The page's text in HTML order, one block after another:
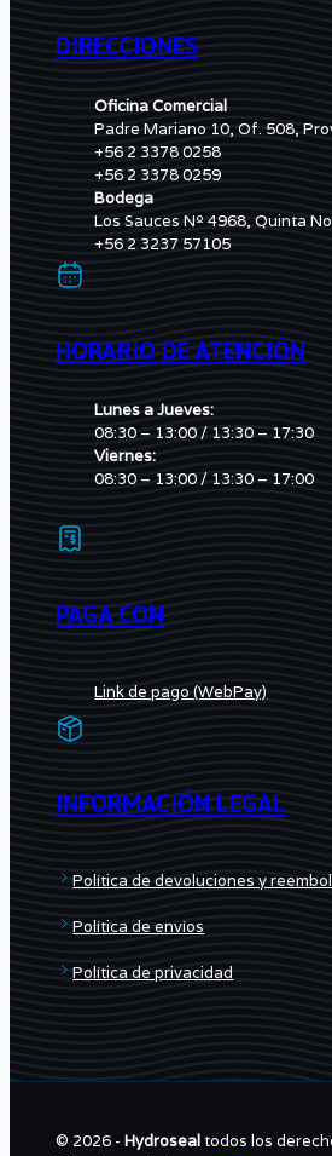
DIRECCIONES
Oficina Comercial
Padre Mariano 10, Of. 508,
+56 2 3378 0258
+56 2 3378 0259
Bodega
Los Sauces Nº 4968, Quinta
+56 2 3237 57105
HORARIO DE ATENCIÓN
Lunes a Jueves:
08:30 – 13:00 / 13:30 – 17:30
Viernes:
08:30 – 13:00 / 13:30 – 17:00
PAGA CON
Link de pago (WebPay)
INFORMACIÓN LEGAL
Política de devoluciones y
Política de envíos
Política de privacidad
© 2026 -Hydroseal todos los